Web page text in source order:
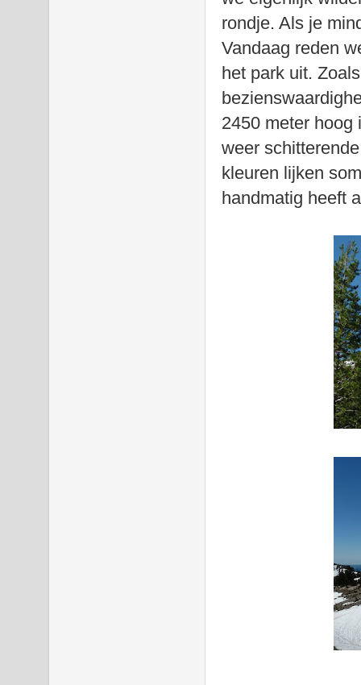
rondje. Als je
Vandaag reden
het park uit.
2450 meter hoog
weer
kleuren lijken
handmatig heeft